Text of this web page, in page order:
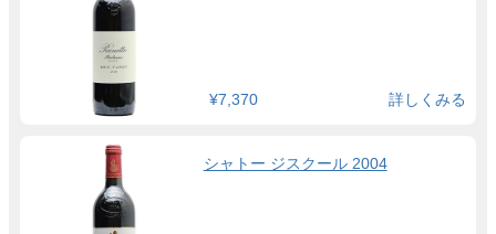
¥7,370 詳しくみる
シャトー ジスクール 2004